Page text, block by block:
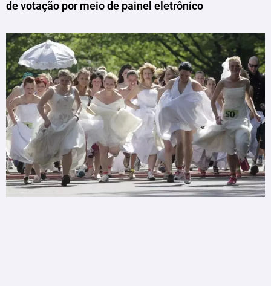
de votação por meio de painel eletrônico